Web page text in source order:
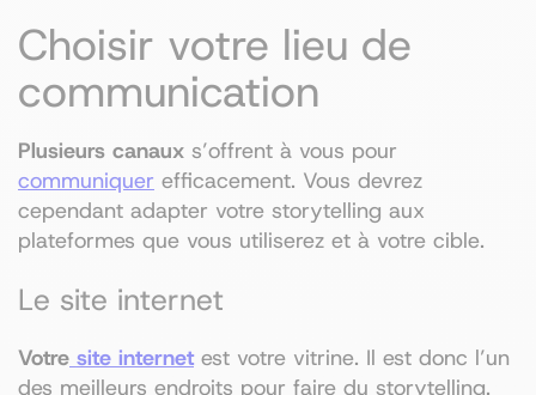
Choisir votre lieu de
communication
Plusieurs canaux s’offrent à vous pour
communiquer efficacement. Vous devrez
cependant adapter votre storytelling aux
plateformes que vous utiliserez et à votre cible.
Le site internet
Votre site internet est votre vitrine. Il est donc l’un
des meilleurs endroits pour faire du storytelling.